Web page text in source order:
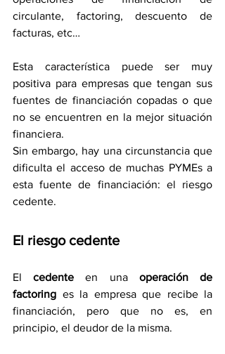
circulante, factoring, descuento de
facturas, etc…
Esta característica puede ser muy
positiva para empresas que tengan sus
fuentes de financiación copadas o que
no se encuentren en la mejor situación
financiera.
Sin embargo, hay una circunstancia que
dificulta el acceso de muchas PYMEs a
esta fuente de financiación: el riesgo
cedente.
El riesgo cedente
El cedente en una operación de
factoring es la empresa que recibe la
financiación, pero que no es, en
principio, el deudor de la misma.